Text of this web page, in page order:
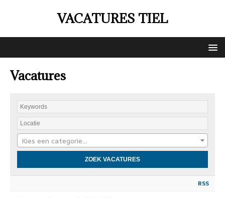
VACATURES TIEL
Vacatures
Kies een categorie…
RSS